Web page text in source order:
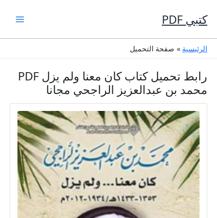
إلى
المحتوى
كتبي PDF
الرئيسية صفحة التحميل
رابط تحميل كتاب كان معنا ولم يزل PDF
محمد بن عبدالعزيز الراجحي مجانا